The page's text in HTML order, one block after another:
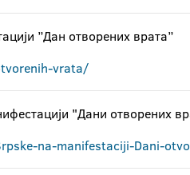
”Дан отворених врата”
vrata/
"Дани отворених
na-manifestaciji-Dani-